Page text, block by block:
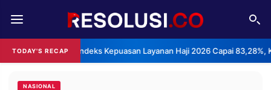
TODAY'S RECAPBPS: Indeks Kepuasan Layanan Haji 2026 Capai 83,28%,
REDAKSI TENTANG
RESOLUSI IKLAN
NASIONAL